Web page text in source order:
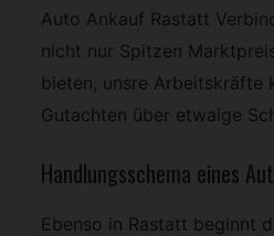
Auto Ankauf Rastatt
nicht nur Spitzen
bieten, unsre Arbeitskräfte
Gutachten über etwaige
Handlungsschema eines
Ebenso in Rastatt beginnt